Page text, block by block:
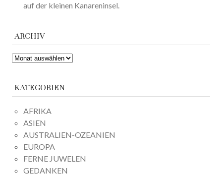
auf der kleinen Kanareninsel.
ARCHIV
ARCHIV
KATEGORIEN
AFRIKA
ASIEN
AUSTRALIEN-OZEANIEN
EUROPA
FERNE JUWELEN
GEDANKEN